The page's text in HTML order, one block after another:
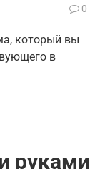
0
который вы
в
руками